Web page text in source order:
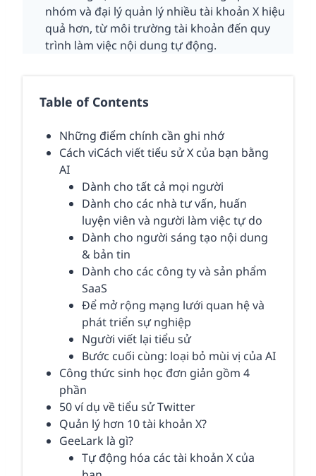
nhóm và đại lý quản lý nhiều tài khoản X hiệu
quả hơn, từ môi trường tài khoản đến quy
trình làm việc nội dung tự động.
Table of Contents
Những điểm chính cần ghi nhớ
Cách viCách viết tiểu sử X của bạn bằng
AI
Dành cho tất cả mọi người
Dành cho các nhà tư vấn, huấn
luyện viên và người làm việc tự do
Dành cho người sáng tạo nội dung
& bản tin
Dành cho các công ty và sản phẩm
SaaS
Để mở rộng mạng lưới quan hệ và
phát triển sự nghiệp
Người viết lại tiểu sử
Bước cuối cùng: loại bỏ mùi vị của AI
Công thức sinh học đơn giản gồm 4
phần
50 ví dụ về tiểu sử Twitter
Quản lý hơn 10 tài khoản X?
GeeLark là gì?
Tự động hóa các tài khoản X của